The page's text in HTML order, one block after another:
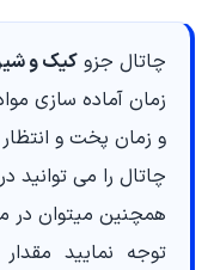
چاتال جزوکیک و
زمان آماده سازی
و زمان پخت و
چاتال را می توانید
همچنین میتوان در
توجه نمایید